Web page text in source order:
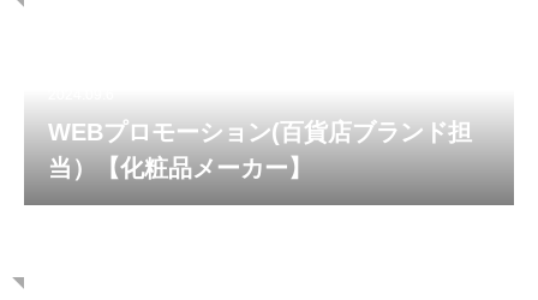
WEBプロモーション(百貨店ブランド担
当）【化粧品メーカー】